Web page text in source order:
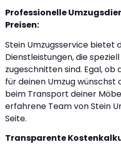
Professionelle
Preisen:
Stein Umzugsservice bietet
Dienstleistungen, die
zugeschnitten sind. Egal,
für deinen Umzug
beim Transport deiner
erfahrene Team von Stein
Seite.
Transparente